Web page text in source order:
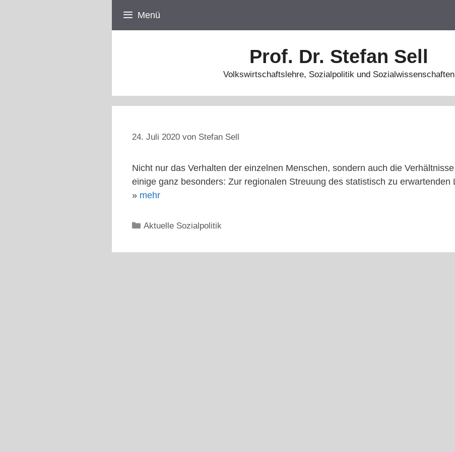
Menü
Prof. Dr. Stefan Sell
Volkswirtschaftslehre, Sozialpolitik und Sozialwissenschaften
24. Juli 2020 von Stefan Sell
Nicht nur das Verhalten der einzelnen Menschen, sondern auch die
einige ganz besonders: Zur regionalen Streuung des statistisch zu erwartenden
» mehr
Kategorien
Aktuelle Sozialpolitik